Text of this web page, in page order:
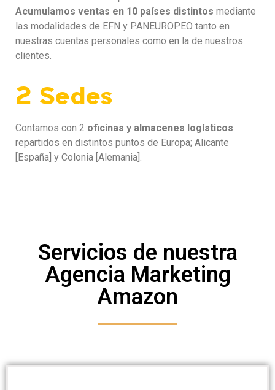
Acumulamos ventas en 10 países distintos mediante
las modalidades de EFN y PANEUROPEO tanto en
nuestras cuentas personales como en la de nuestros
clientes.
2 Sedes
Contamos con 2 oficinas y almacenes logísticos
repartidos en distintos puntos de Europa; Alicante
[España] y Colonia [Alemania].
Servicios de nuestra
Agencia Marketing
Amazon